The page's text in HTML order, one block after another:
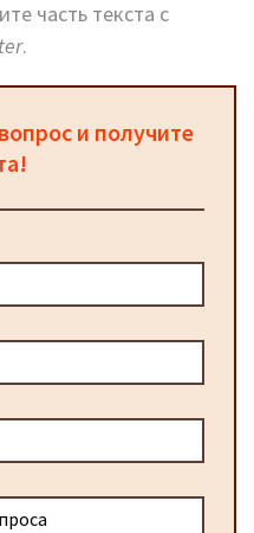
часть текста с
.
и получите